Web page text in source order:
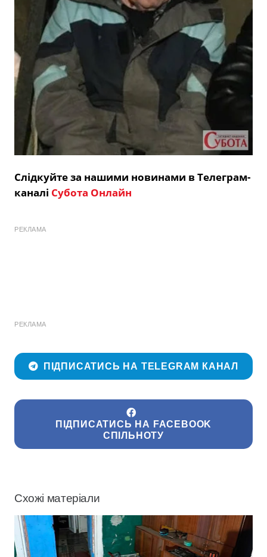
Слідкуйте за нашими новинами в Телеграм-
каналі Субота Онлайн
РЕКЛАМА
РЕКЛАМА
ПІДПИСАТИСЬ НА TELEGRAM КАНАЛ
ПІДПИСАТИСЬ НА FACEBOOK
СПІЛЬНОТУ
Схожі матеріали